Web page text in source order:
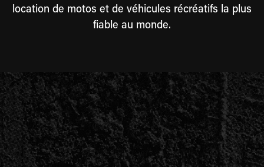
location de motos et de véhicules récréatifs la plus
fiable au monde.